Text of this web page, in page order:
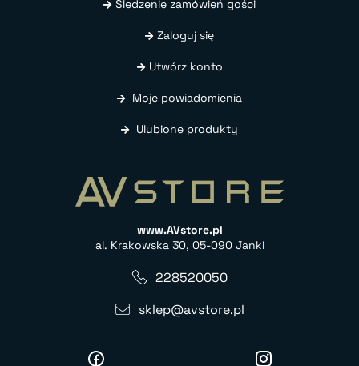
Śledzenie zamówień gości
Zaloguj się
Utwórz konto
Moje powiadomienia
Ulubione produkty
www.AVstore.pl
al. Krakowska 30, 05-090 Janki
228520050
sklep@avstore.pl